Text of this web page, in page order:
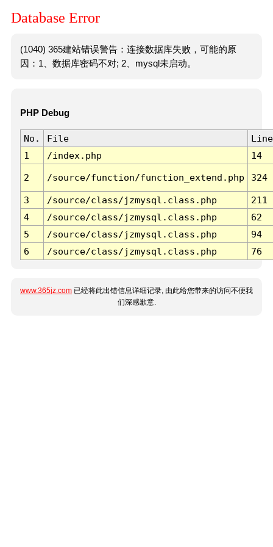
Database Error
(1040) 365建站错误警告：连接数据库失败，可能的原
因：1、数据库密码不对; 2、mysql未启动。
PHP Debug
No. File
Line
1
/index.php 14
2 /source/function/function_extend.php 324
3 /source/class/jzmysql.class.php
211
4
/source/class/jzmysql.class.php
62
5
/source/class/jzmysql.class.php
94
6
/source/class/jzmysql.class.php 76
www.365jz.com 已经将此出错信息详细记录, 由此给您带来的访问不便我
们深感歉意.